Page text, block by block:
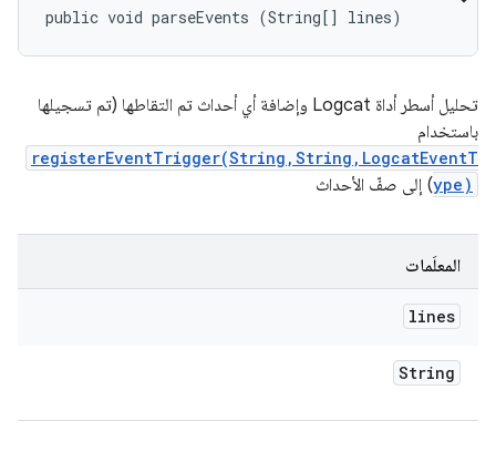
public void parseEvents (String[] lines)
تحليل أسطر أداة Logcat وإضافة أي أحداث تم التقاطها (تم تسجيلها
باستخدام
registerEventTrigger(String,String,LogcatEventT
ype)) إلى صفّ الأحداث
المعلَمات
lines
String